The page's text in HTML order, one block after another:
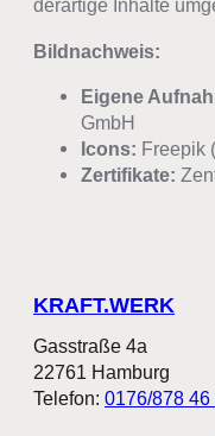
derartige Inhalte
Bildnachweis:
Eigene
GmbH
Icons: Freepik
Zertifikate:
KRAFT.WERK
Gasstraße 4a
22761 Hamburg
Telefon: 0176/878 46